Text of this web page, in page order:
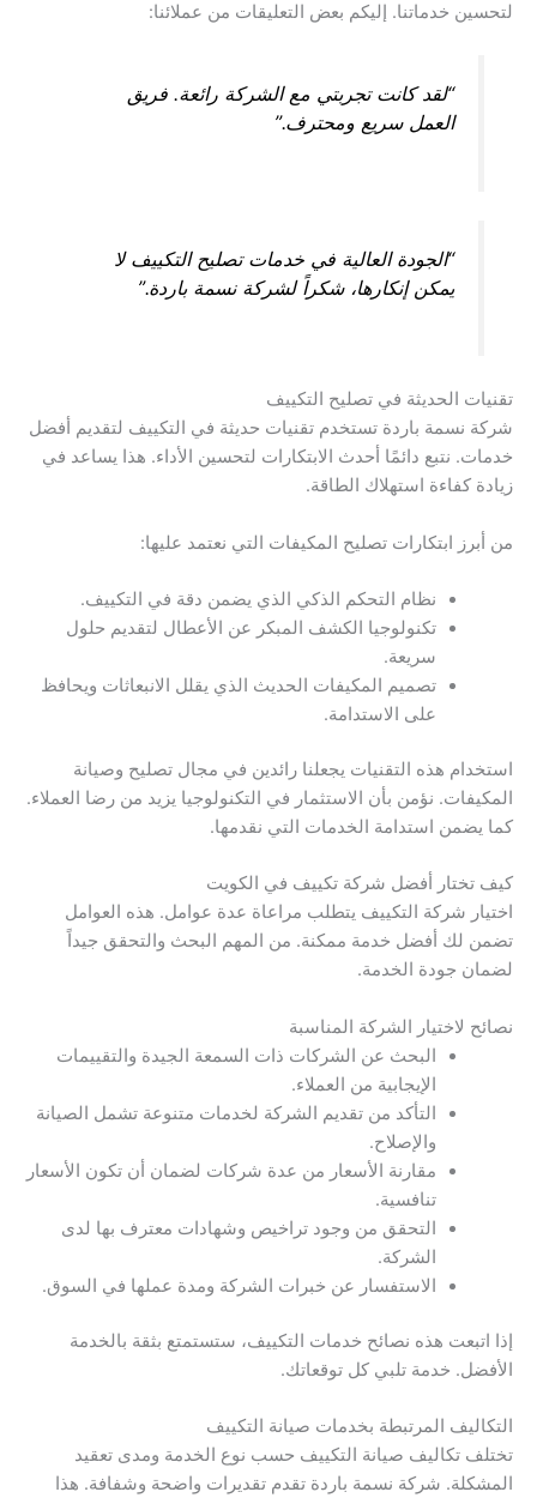
لتحسين خدماتنا. إليكم بعض التعليقات من عملائنا:
“لقد كانت تجربتي مع الشركة رائعة. فريق
العمل سريع ومحترف.”
“الجودة العالية في خدمات تصليح التكييف لا
يمكن إنكارها، شكراً لشركة نسمة باردة.”
تقنيات الحديثة في تصليح التكييف
شركة نسمة باردة تستخدم تقنيات حديثة في التكييف لتقديم أفضل
خدمات. نتبع دائمًا أحدث الابتكارات لتحسين الأداء. هذا يساعد في
زيادة كفاءة استهلاك الطاقة.
من أبرز ابتكارات تصليح المكيفات التي نعتمد عليها:
نظام التحكم الذكي الذي يضمن دقة في التكييف.
تكنولوجيا الكشف المبكر عن الأعطال لتقديم حلول
سريعة.
تصميم المكيفات الحديث الذي يقلل الانبعاثات ويحافظ
على الاستدامة.
استخدام هذه التقنيات يجعلنا رائدين في مجال تصليح وصيانة
المكيفات. نؤمن بأن الاستثمار في التكنولوجيا يزيد من رضا العملاء.
كما يضمن استدامة الخدمات التي نقدمها.
كيف تختار أفضل شركة تكييف في الكويت
اختيار شركة التكييف يتطلب مراعاة عدة عوامل. هذه العوامل
تضمن لك أفضل خدمة ممكنة. من المهم البحث والتحقق جيداً
لضمان جودة الخدمة.
نصائح لاختيار الشركة المناسبة
البحث عن الشركات ذات السمعة الجيدة والتقييمات
الإيجابية من العملاء.
التأكد من تقديم الشركة لخدمات متنوعة تشمل الصيانة
والإصلاح.
مقارنة الأسعار من عدة شركات لضمان أن تكون الأسعار
تنافسية.
التحقق من وجود تراخيص وشهادات معترف بها لدى
الشركة.
الاستفسار عن خبرات الشركة ومدة عملها في السوق.
إذا اتبعت هذه نصائح خدمات التكييف، ستستمتع بثقة بالخدمة
الأفضل. خدمة تلبي كل توقعاتك.
التكاليف المرتبطة بخدمات صيانة التكييف
تختلف تكاليف صيانة التكييف حسب نوع الخدمة ومدى تعقيد
المشكلة. شركة نسمة باردة تقدم تقديرات واضحة وشفافة. هذا